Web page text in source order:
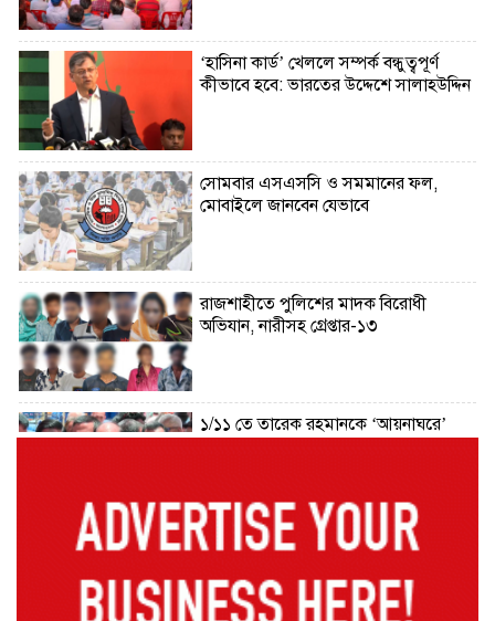
‘হাসিনা কার্ড’ খেললে সম্পর্ক বন্ধুত্বপূর্ণ
কীভাবে হবে: ভারতের উদ্দেশে সালাহউদ্দিন
সোমবার এসএসসি ও সমমানের ফল,
মোবাইলে জানবেন যেভাবে
রাজশাহীতে পুলিশের মাদক বিরোধী
অভিযান, নারীসহ গ্রেপ্তার-১৩
১/১১ তে তারেক রহমানকে ‘আয়নাঘরে’
ড্যাবের প্রতিষ্ঠাবার্ষিকীতে চিকিৎসক